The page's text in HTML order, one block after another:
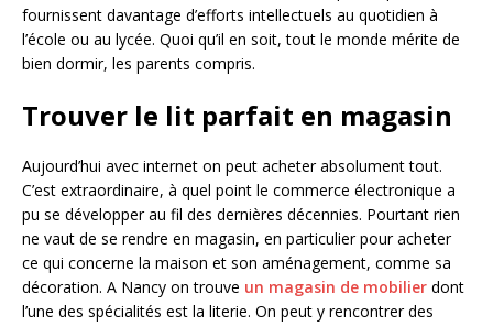
fournissent davantage d’efforts intellectuels au quotidien à
l’école ou au lycée. Quoi qu’il en soit, tout le monde mérite de
bien dormir, les parents compris.
Trouver le lit parfait en magasin
Aujourd’hui avec internet on peut acheter absolument tout.
C’est extraordinaire, à quel point le commerce électronique a
pu se développer au fil des dernières décennies. Pourtant rien
ne vaut de se rendre en magasin, en particulier pour acheter
ce qui concerne la maison et son aménagement, comme sa
décoration. A Nancy on trouve un magasin de mobilier dont
l’une des spécialités est la literie. On peut y rencontrer des